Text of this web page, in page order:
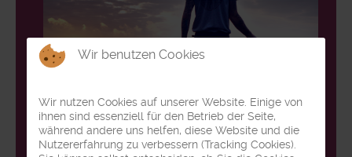
Wir benutzen Cookies
Wir nutzen Cookies auf unserer Website. Einige von
ihnen sind essenziell für den Betrieb der Seite,
während andere uns helfen, diese Website und die
Nutzererfahrung zu verbessern (Tracking Cookies).